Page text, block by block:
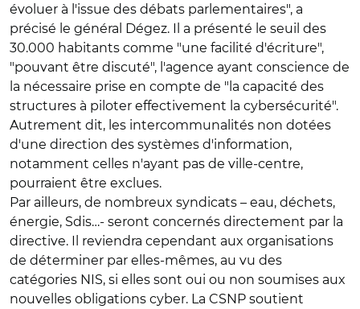
évoluer à l'issue des débats parlementaires", a
précisé le général Dégez. Il a présenté le seuil des
30.000 habitants comme "une facilité d'écriture",
"pouvant être discuté", l'agence ayant conscience de
la nécessaire prise en compte de "la capacité des
structures à piloter effectivement la cybersécurité".
Autrement dit, les intercommunalités non dotées
d'une direction des systèmes d'information,
notamment celles n'ayant pas de ville-centre,
pourraient être exclues.
Par ailleurs, de nombreux syndicats – eau, déchets,
énergie, Sdis…- seront concernés directement par la
directive. Il reviendra cependant aux organisations
de déterminer par elles-mêmes, au vu des
catégories NIS, si elles sont oui ou non soumises aux
nouvelles obligations cyber. La CSNP soutient